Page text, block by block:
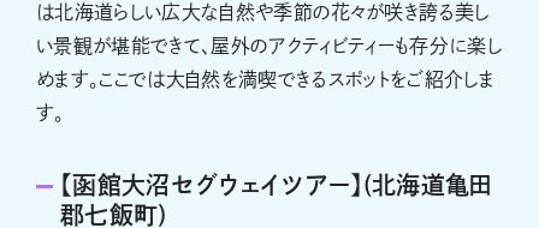
は北海道らしい広大な自然や季節の花々が咲き誇る美し
い景観が堪能できて、屋外のアクティビティーも存分に楽し
めます。ここでは大自然を満喫できるスポットをご紹介しま
す。
【函館大沼セグウェイツアー】(北海道亀田
郡七飯町)